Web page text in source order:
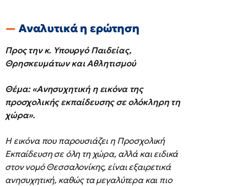
Αναλυτικά η ερώτηση
Προς την κ. Υπουργό Παιδείας,
Θρησκευμάτων και Αθλητισμού
Θέμα: «Ανησυχητική η εικόνα της
προσχολικής εκπαίδευσης σε ολόκληρη τη
χώρα».
Η εικόνα που παρουσιάζει η Προσχολική
Εκπαίδευση σε όλη τη χώρα, αλλά και ειδικά
στον νομό Θεσσαλονίκης, είναι εξαιρετικά
ανησυχητική, καθώς τα μεγαλύτερα και πιο